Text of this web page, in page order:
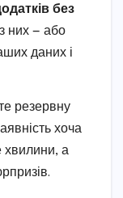
без
них — або
даних і
резервну
хоча
хвилини, а